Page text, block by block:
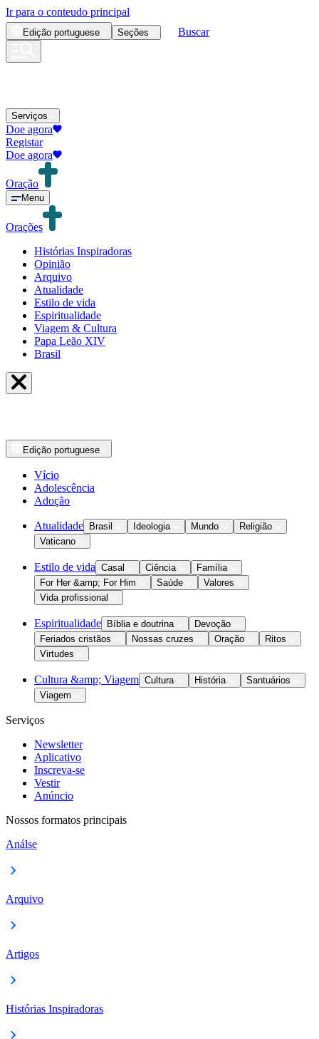
Ir para o conteudo principal
Edição portuguese Seções Buscar
Serviços
Doe agora
Registar
Doe agora
Oração
Menu
Orações
Histórias Inspiradoras
Opinião
Arquivo
Atualidade
Estilo de vida
Espiritualidade
Viagem & Cultura
Papa Leão XIV
Brasil
Edição portuguese
Vício
Adolescência
Adoção
Atualidade Brasil Ideologia Mundo
Religião
Vaticano
Estilo de vida Casal Ciência
Família
For Her &amp; For Him
Saúde
Valores
Vida profissional
Espiritualidade Bíblia e doutrina
Devoção
Feriados cristãos
Nossas cruzes Oração
Ritos
Virtudes
Cultura &amp; Viagem Cultura História
Santuários
Viagem
Serviços
Newsletter
Aplicativo
Inscreva-se
Vestir
Anúncio
Nossos formatos principais
Análse
Arquivo
Artigos
Histórias Inspiradoras